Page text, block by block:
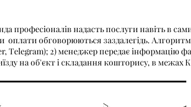
професіоналів надасть послуги навіть в
оплати обговорюються заздалегідь.
Тelegram); 2) менеджер передає інформацію
на об'єкт і складання кошторису, в